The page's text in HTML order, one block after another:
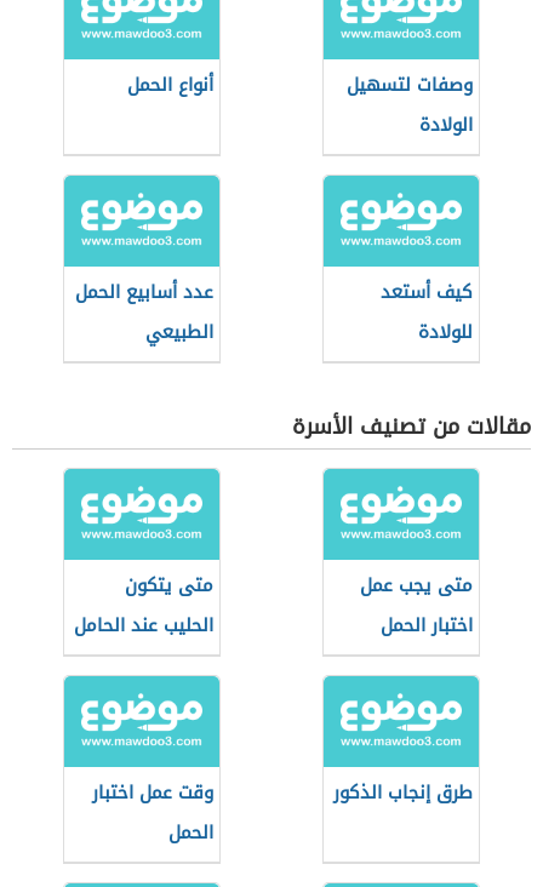
وصفات لتسهيل
الولادة
أنواع الحمل
كيف أستعد
للولادة
عدد أسابيع الحمل
الطبيعي
مقالات من تصنيف الأسرة
متى يجب عمل
اختبار الحمل
المنزلي
متى يتكون
الحليب عند الحامل
طرق إنجاب الذكور
وقت عمل اختبار
الحمل